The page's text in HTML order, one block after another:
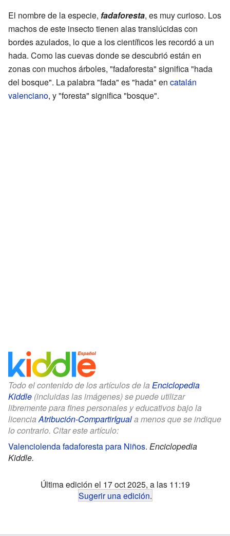
El nombre de la especie, fadaforesta, es muy curioso. Los
machos de este insecto tienen alas translúcidas con
bordes azulados, lo que a los científicos les recordó a un
hada. Como las cuevas donde se descubrió están en
zonas con muchos árboles, "fadaforesta" significa "hada
del bosque". La palabra "fada" es "hada" en catalán
valenciano, y "foresta" significa "bosque".
Todo el contenido de los artículos de la Enciclopedia
Kiddle (incluidas las imágenes) se puede utilizar
libremente para fines personales y educativos bajo la
licenciaAtribución-CompartirIguala menos que se indique
lo contrario. Citar este artículo:
Valenciolenda fadaforesta para Niños. Enciclopedia
Kiddle.
Última edición el 17 oct 2025, a las 11:19
Sugerir una edición.